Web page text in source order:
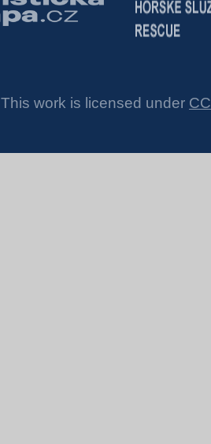
This work is licensed under